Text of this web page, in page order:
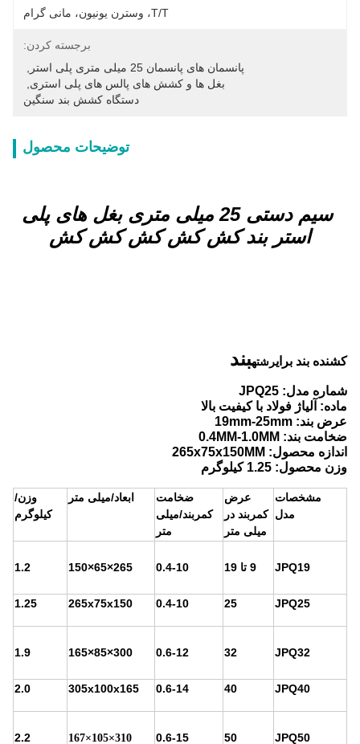
T/T، وسترن یونیون، مانی گرام
برجسته کردن:
پانسمان های پانسمان 25 میلی متری پلی استر
بغل ها و کشش های پالس های پلی استری
دستگاه کشش بند سنگین
توضیحات محصول
سیم دستی 25 میلی متری بغل های پلی
استر بند کش کش کش کش کش
کشنده بند برايرشتهبند
شماره مدل: JPQ25
ماده: آلیاژ فولاد با کیفیت بالا
عرض بند: 19mm-25mm
ضخامت بند: 0.4MM-1.0MM
اندازه محصول: 265x75x150MM
وزن محصول: 1.25 کیلوگرم
مشخصات
مدل
عرض
کمربند در
میلی متر
ضخامت
کمربند/میلی
متر
ابعاد/میلی متر
وزن/
کیلوگرم
JPQ19 9 تا 19 0.4-10
265×65×150
1.2
JPQ25
25
0.4-10
265x75x150
1.25
JPQ32
32
0.6-12
300×85×165
1.9
JPQ40
40
0.6-14
305x100x165
2.0
JPQ50
50
0.6-15
310×105×167
2.2